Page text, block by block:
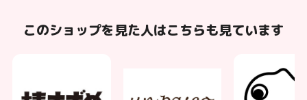
このショップを見た人はこちらも見ています